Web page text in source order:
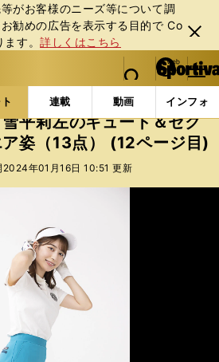
がお客様のニーズ等について調
勧めの広告を表⽰する⽬的で Co
ます。詳しくはこちら
閉じ
る
web Sportiva (webスポルティーバ)
検索
マイペ
ー
ジ
メニュ
連載 動画 インフォ
スポーツビーナスギャラリー ス
平莉左のキュート＆セク
姿（13点） (12ページ目)
2024年01月16日 10:51 更新